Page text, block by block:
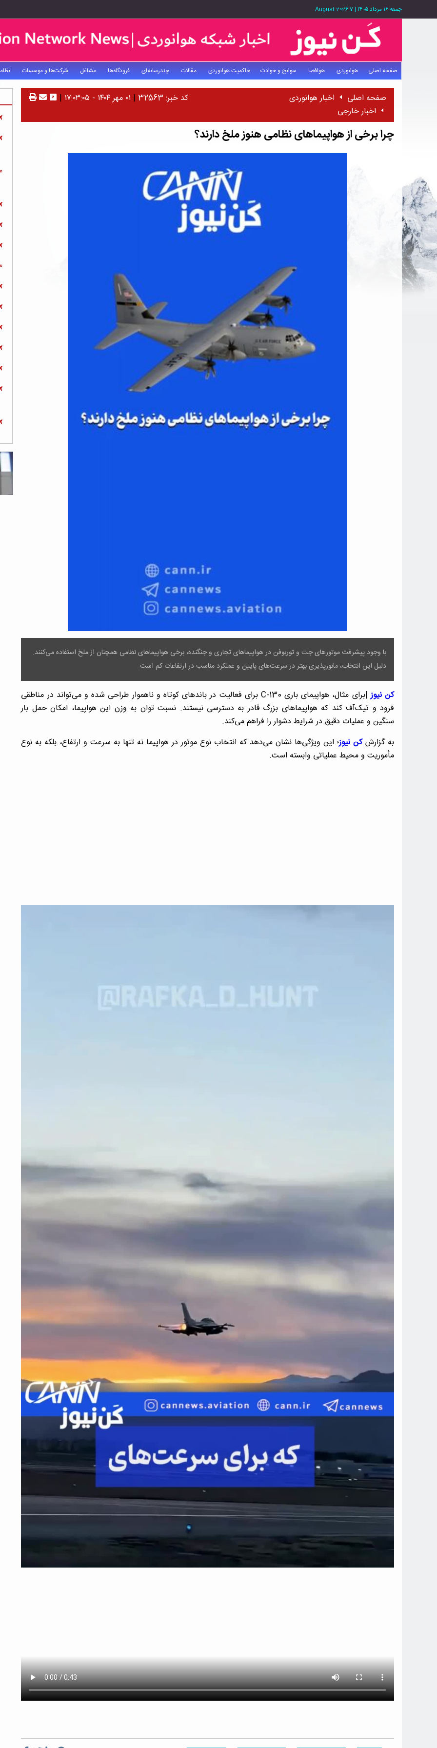
جمعه ۱۶ مرداد ۱۴۰۵ |
7 August 2026
صفحه اصلی هوانوردی هوافضا سوانح و حوادث حاکمیت هوانوردی مقالات چندرسانه‌ای فرودگاه‌ها مشاغل شرکت‌ها و موسسات
صفحه اصلی
اخبار هوانوردی
اخبار خارجی
کد خبر: 32563 | ۰۱ مهر ۱۴۰۴ - ۱۷:۰۳:۰۵ |
چرا برخی از هواپیماهای نظامی هنوز ملخ دارند؟
با وجود پیشرفت موتورهای جت و توربوفن در هواپیماهای تجاری و جنگنده، برخی هواپیماهای نظامی همچنان از ملخ استفاده می‌کنند.
دلیل این انتخاب، مانورپذیری بهتر در سرعت‌های پایین و عملکرد مناسب در ارتفاعات کم است.
کن نیوز
|برای مثال، هواپیمای باری C-130 برای فعالیت در باندهای کوتاه و ناهموار طراحی شده و می‌تواند در مناطقی
فرود و تیک‌آف کند که هواپیماهای بزرگ قادر به دسترسی نیستند. نسبت توان به وزن این هواپیما، امکان حمل بار
سنگین و عملیات دقیق در شرایط دشوار را فراهم می‌کند.
به گزارشکن نیوز؛ این ویژگی‌ها نشان می‌دهد که انتخاب نوع موتور در هواپیما نه تنها به سرعت و ارتفاع، بلکه به نوع
مأموریت و محیط عملیاتی وابسته است.